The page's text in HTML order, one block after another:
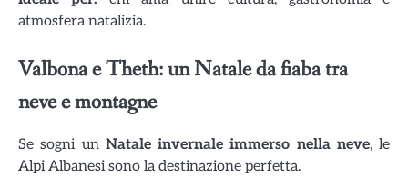
atmosfera natalizia.
Valbona e Theth: un Natale da fiaba tra
neve e montagne
Se sogni un Natale invernale immerso nella neve, le
Alpi Albanesi sono la destinazione perfetta.